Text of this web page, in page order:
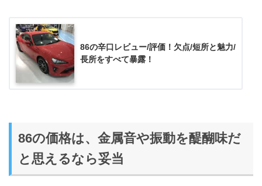
86の辛口レビュー/評価！欠点/短所と魅力/
長所をすべて暴露！
86の価格は、金属音や振動を醍醐味だ
と思えるなら妥当